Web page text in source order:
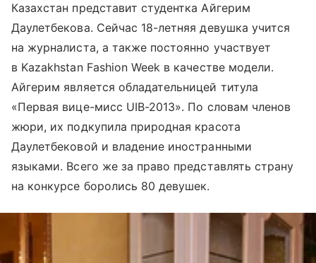
Казахстан представит студентка Айгерим
Даулетбекова. Сейчас 18-летняя девушка учится
на журналиста, а также постоянно участвует
в Kazakhstan Fashion Week в качестве модели.
Айгерим является обладательницей титула
«Первая вице-мисс UIB-2013». По словам членов
жюри, их подкупила природная красота
Даулетбековой и владение иностранными
языками. Всего же за право представлять страну
на конкурсе боролись 80 девушек.